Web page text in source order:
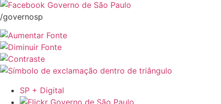
/governosp
SP + Digital